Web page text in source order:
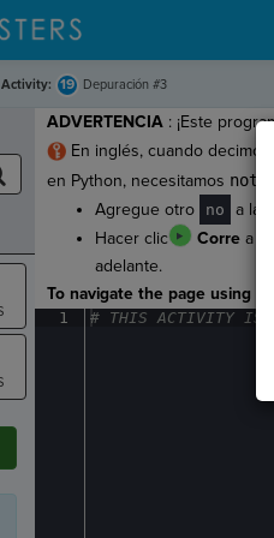
Activity: 19 Depuración #3
ADVERTENCIA: ¡Este
En inglés, cuando decimos
en Python, necesitamos not
Agregue otro
no
a la
Hacer clic
Correa
adelante.
To navigate the page using
1 #· THIS ·ACTIVITY· IS